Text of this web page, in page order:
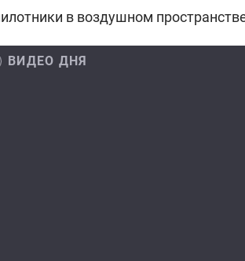
в воздушном
ВИДЕО ДНЯ